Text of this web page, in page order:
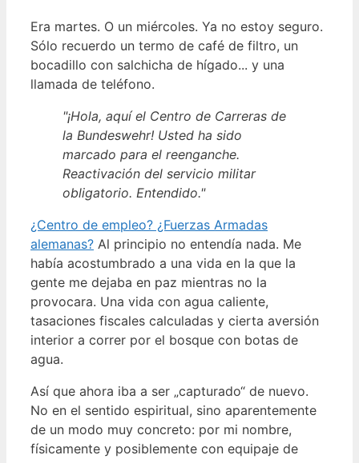
Era martes. O un miércoles. Ya no estoy seguro.
Sólo recuerdo un termo de café de filtro, un
bocadillo con salchicha de hígado... y una
llamada de teléfono.
"¡Hola, aquí el Centro de Carreras de
la Bundeswehr! Usted ha sido
marcado para el reenganche.
Reactivación del servicio militar
obligatorio. Entendido."
¿Centro de empleo? ¿Fuerzas Armadas
alemanas? Al principio no entendía nada. Me
había acostumbrado a una vida en la que la
gente me dejaba en paz mientras no la
provocara. Una vida con agua caliente,
tasaciones fiscales calculadas y cierta aversión
interior a correr por el bosque con botas de
agua.
Así que ahora iba a ser „capturado“ de nuevo.
No en el sentido espiritual, sino aparentemente
de un modo muy concreto: por mi nombre,
físicamente y posiblemente con equipaje de